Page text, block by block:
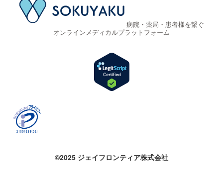
病院・薬局・患者様を繋ぐ
オンラインメディカルプラットフォーム
©2025 ジェイフロンティア株式会社